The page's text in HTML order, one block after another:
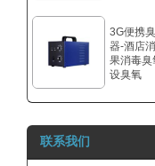
3G便携
器-酒店
果消毒臭
设臭氧
800mg
外接12V
联系我们